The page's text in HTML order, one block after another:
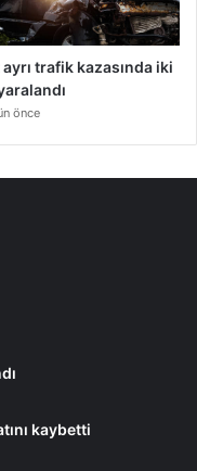
trafik kazasında iki
önce
kaybetti